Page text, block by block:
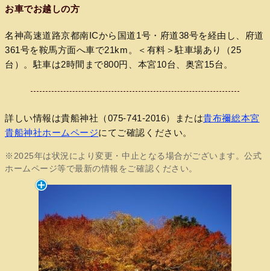
お車でお越しの方
名神高速道路京都南ICから国道1号・府道38号を経由し、府道
361号を鞍馬方面へ車で21km。＜有料＞駐車場あり（25
台）。駐車は2時間まで800円、本宮10台、奥宮15台。
詳しい情報は貴船神社（075-741-2016）または貴布禰総本宮
貴船神社ホームページにてご確認ください。
※2025年は状況により変更・中止となる場合がございます。公式
ホームページ等で最新の情報をご確認ください。